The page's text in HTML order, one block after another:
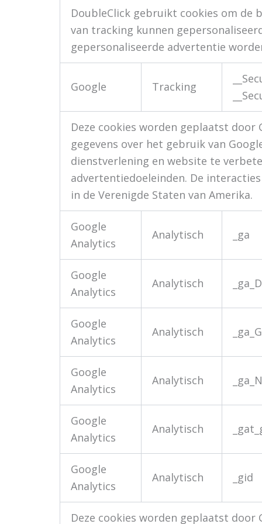
DoubleClick gebruikt cookies om de
van tracking kunnen
gepersonaliseerde advertentie
Google Tracking
Deze cookies worden geplaatst
gegevens over het gebruik van
dienstverlening en website te
advertentiedoeleinden. De
in de Verenigde Staten van Amerika.
Google
Analytics
Analytisch _ga
Google
Analytics
Analytisch
Google
Analytics
Analytisch
Google
Analytics
Analytisch
Google
Analytics
Analytisch
Google
Analytics
Analytisch _gid
Deze cookies worden geplaatst door